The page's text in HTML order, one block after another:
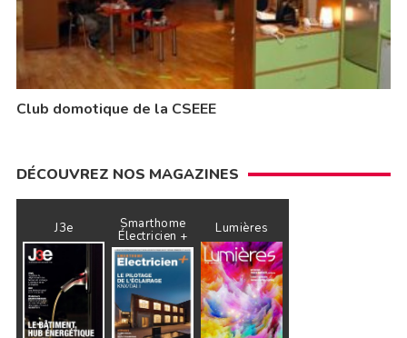
Club domotique de la CSEEE
DÉCOUVREZ NOS MAGAZINES
J3e Smarthome
Électricien + Lumières